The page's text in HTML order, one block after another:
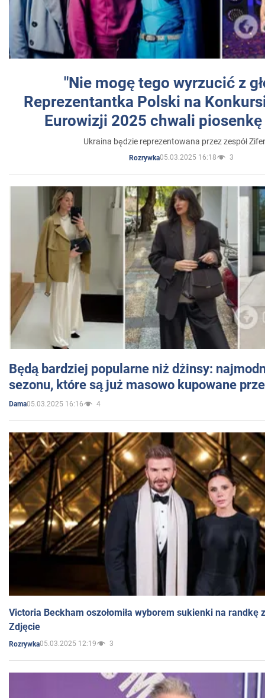
"Nie mogę tego wyrzucić z
Reprezentantka Polski na
Eurowizji 2025 chwali
Ukraina będzie reprezentowana przez zespół
Rozrywka05.03.2025 16:18 3
Będą bardziej popularne niż dżinsy:
sezonu, które są już masowo kupowane
Dama05.03.2025 16:16 4
Victoria Beckham oszołomiła wyborem sukienki na randkę
Zdjęcie
Rozrywka05.03.2025 12:19 3